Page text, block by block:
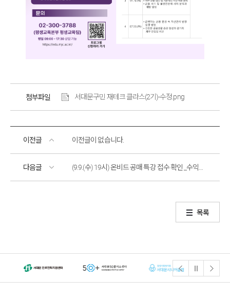
첨부파일 서대문구민 재테크 클라스(2기)-수정.png
이전글 이전글이 없습니다.
다음글
목록